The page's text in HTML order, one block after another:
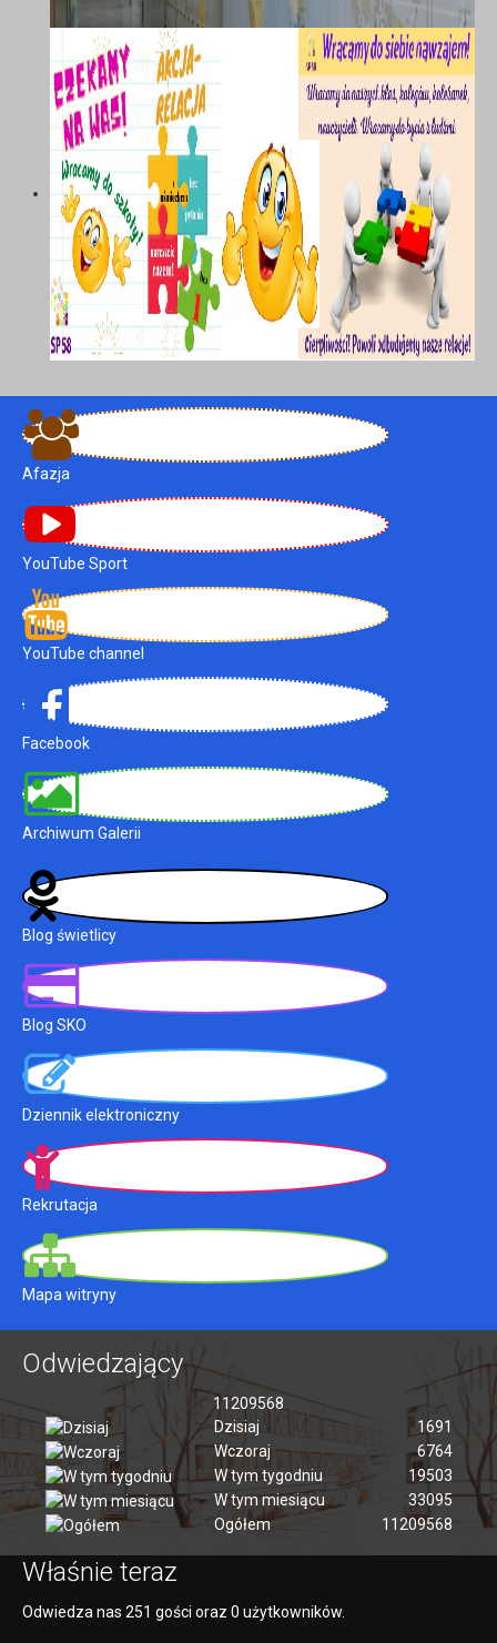
Afazja
YouTube Sport
YouTube channel
Facebook
Archiwum Galerii
Blog świetlicy
Blog SKO
Dziennik elektroniczny
Rekrutacja
Mapa witryny
Odwiedzający
11209568
Dzisiaj
1691
Wczoraj
6764
W tym tygodniu
19503
W tym miesiącu
33095
Ogółem
11209568
Właśnie teraz
Odwiedza nas 251 gości oraz 0 użytkowników.